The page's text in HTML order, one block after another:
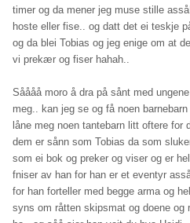
timer og da mener jeg muse stille
hoste eller fise.. og datt det ei teskje
og da blei Tobias og jeg enige om at
vi prekær og fiser hahah..
Såååå moro å dra på sånt med
meg.. kan jeg se og få noen
låne meg noen tantebarn litt oftere
dem er sånn som Tobias da som
som ei bok og preker og viser og er
fniser av han for han er et eventyr
for han forteller med begge arma og
syns om råtten skipsmat og doene og